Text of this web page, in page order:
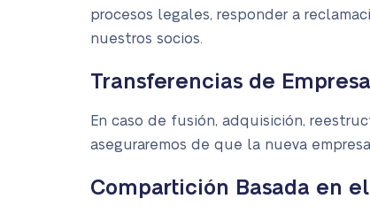
procesos legales, responder a
nuestros socios.
Transferencias de
En caso de fusión, adquisición,
aseguraremos de que la nueva
Compartición Basada en